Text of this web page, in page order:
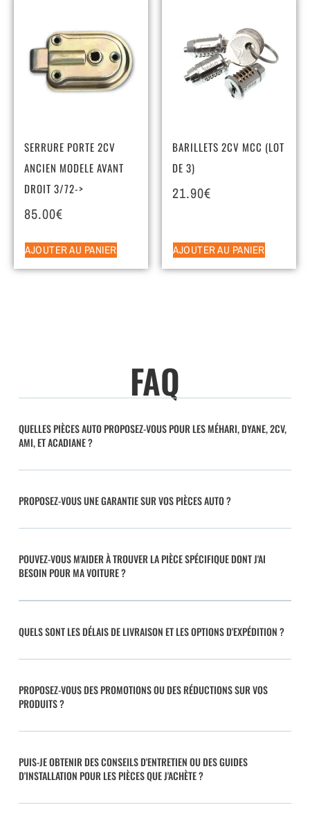
SERRURE PORTE 2CV
ANCIEN MODELE AVANT
DROIT 3/72->
85.00€
AJOUTER AU PANIER
BARILLETS 2CV MCC (LOT
DE 3)
21.90€
AJOUTER AU PANIER
FAQ
QUELLES PIÈCES AUTO PROPOSEZ-VOUS POUR LES MÉHARI, DYANE, 2CV,
AMI, ET ACADIANE ?
PROPOSEZ-VOUS UNE GARANTIE SUR VOS PIÈCES AUTO ?
POUVEZ-VOUS M'AIDER À TROUVER LA PIÈCE SPÉCIFIQUE DONT J'AI
BESOIN POUR MA VOITURE ?
QUELS SONT LES DÉLAIS DE LIVRAISON ET LES OPTIONS D'EXPÉDITION ?
PROPOSEZ-VOUS DES PROMOTIONS OU DES RÉDUCTIONS SUR VOS
PRODUITS ?
PUIS-JE OBTENIR DES CONSEILS D'ENTRETIEN OU DES GUIDES
D'INSTALLATION POUR LES PIÈCES QUE J'ACHÈTE ?